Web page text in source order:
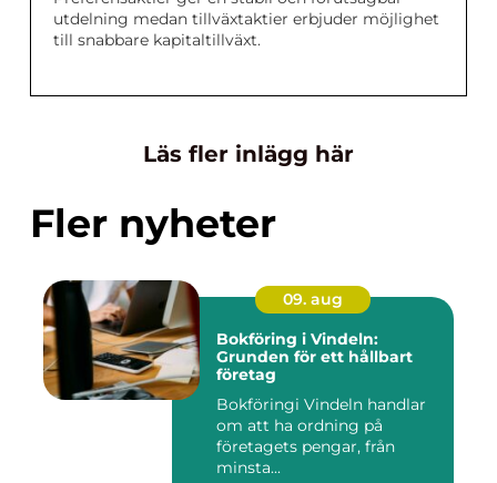
utdelning medan tillväxtaktier erbjuder möjlighet
till snabbare kapitaltillväxt.
Läs fler inlägg här
Fler nyheter
09. aug
Bokföring i Vindeln:
Grunden för ett hållbart
företag
Bokföringi Vindeln handlar
om att ha ordning på
företagets pengar, från
minsta...